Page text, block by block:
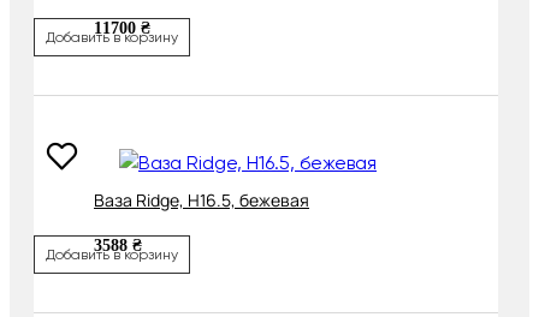
11700 ₴
Добавить в корзину
Ваза Ridge, H16.5, бежевая
3588 ₴
Добавить в корзину